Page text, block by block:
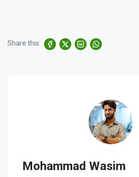
Share this:
Mohammad Wasim